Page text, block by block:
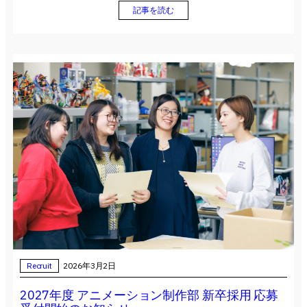
記事を読む
Recruit 2026年3月2日
2027年度 アニメーション制作部 新卒採用 応募